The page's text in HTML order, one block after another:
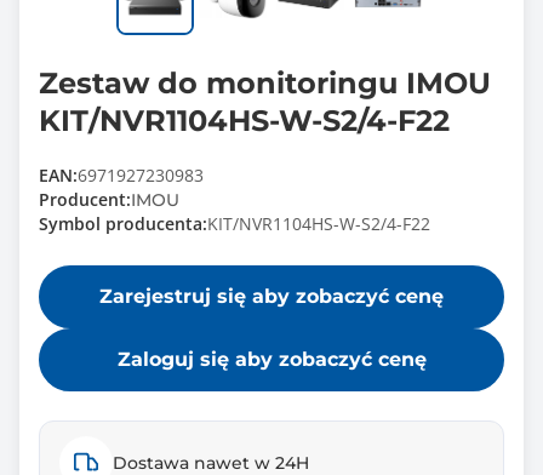
Zestaw do monitoringu IMOU
KIT/NVR1104HS-W-S2/4-F22
EAN:6971927230983
Producent:IMOU
Symbol producenta:KIT/NVR1104HS-W-S2/4-F22
Zarejestruj się aby zobaczyć cenę
Zaloguj się aby zobaczyć cenę
Dostawa nawet w 24H